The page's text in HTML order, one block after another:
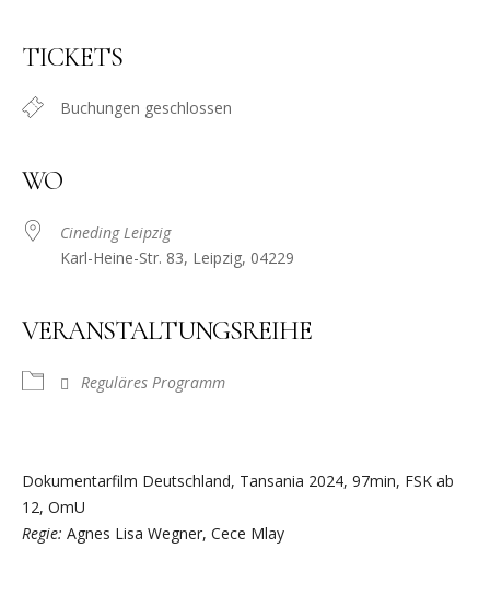
TICKETS
Buchungen geschlossen
WO
Cineding Leipzig
Karl-Heine-Str. 83, Leipzig, 04229
VERANSTALTUNGSREIHE
Reguläres Programm
Dokumentarfilm Deutschland, Tansania 2024, 97min, FSK ab
12, OmU
Regie: Agnes Lisa Wegner, Cece Mlay